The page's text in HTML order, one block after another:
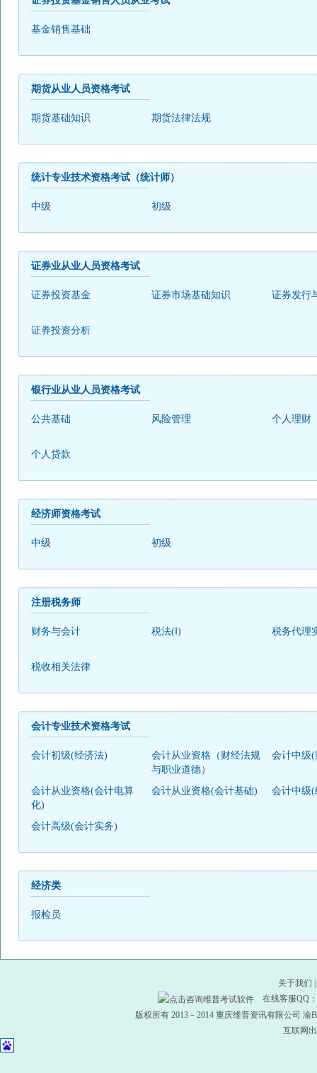
基金销售基础
期货从业人员资格考试
期货基础知识 期货法律法规
统计专业技术资格考试（统计师）
中级 初级
证券业从业人员资格考试
证券投资基金 证券市场基础知识 证券发行
证券投资分析
银行业从业人员资格考试
公共基础 风险管理 个人理财
个人贷款
经济师资格考试
中级 初级
注册税务师
财务与会计 税法(Ⅰ) 税务代理
税收相关法律
会计专业技术资格考试
会计初级(经济法)
会计从业资格（财经法规
与职业道德）
会计中级
会计从业资格(会计电算
化)
会计从业资格(会计基础) 会计中级
会计高级(会计实务)
经济类
报检员
关于我们
在线客服QQ：
版权所有 2013－2014 重庆维普资讯有限公司 渝
互联网